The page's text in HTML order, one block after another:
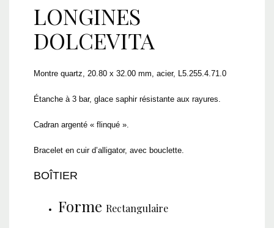
LONGINES
DOLCEVITA
Montre quartz, 20.80 x 32.00 mm, acier, L5.255.4.71.0
Étanche à 3 bar, glace saphir résistante aux rayures.
Cadran argenté « flinqué ».
Bracelet en cuir d’alligator, avec bouclette.
BOÎTIER
Forme Rectangulaire